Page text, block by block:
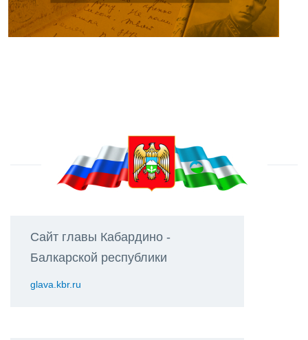
Сайт главы Кабардино -
Балкарской республики
glava.kbr.ru